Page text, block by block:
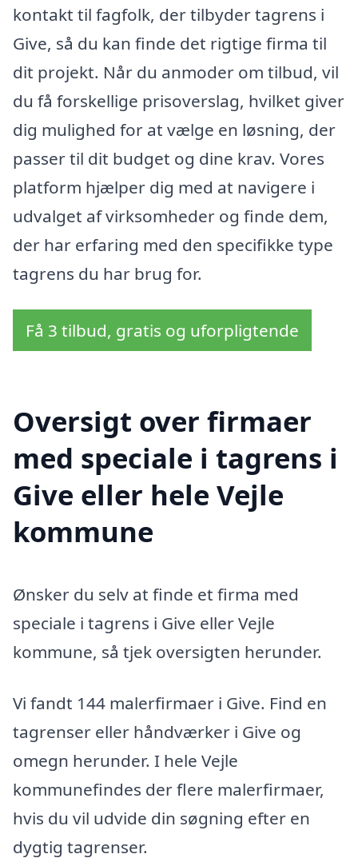
kontakt til fagfolk, der tilbyder tagrens i
Give, så du kan finde det rigtige firma til
dit projekt. Når du anmoder om tilbud, vil
du få forskellige prisoverslag, hvilket giver
dig mulighed for at vælge en løsning, der
passer til dit budget og dine krav. Vores
platform hjælper dig med at navigere i
udvalget af virksomheder og finde dem,
der har erfaring med den specifikke type
tagrens du har brug for.
Få 3 tilbud, gratis og uforpligtende
Oversigt over firmaer
med speciale i tagrens i
Give eller hele Vejle
kommune
Ønsker du selv at finde et firma med
speciale i tagrens i Give eller Vejle
kommune, så tjek oversigten herunder.
Vi fandt 144 malerfirmaer i Give. Find en
tagrenser eller håndværker i Give og
omegn herunder. I hele Vejle
kommunefindes der flere malerfirmaer,
hvis du vil udvide din søgning efter en
dygtig tagrenser.